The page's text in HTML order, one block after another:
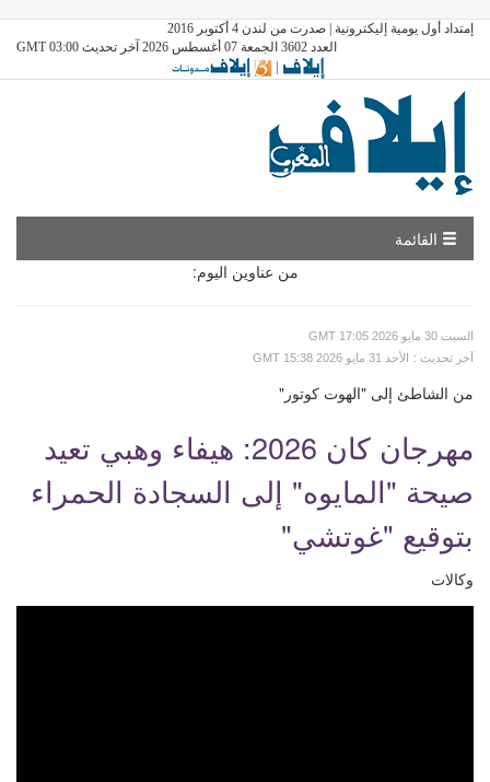
إمتداد أول يومية إليكترونية | صدرت من لندن 4 أكتوبر 2016
العدد 3602 الجمعة 07 أغسطس 2026 آخر تحديث GMT 03:00
|
القائمة
من عناوين اليوم:
GMT السبت 30 مايو 2026 17:05
GMT الأحد 31 مايو 2026 15:38
: آخر تحديث
من الشاطئ إلى "الهوت كوتور"
مهرجان كان 2026: هيفاء وهبي تعيد
صيحة "المايوه" إلى السجادة الحمراء
بتوقيع "غوتشي"
وكالات